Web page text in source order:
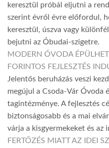
keresztül próbál eljutni a
szerint évről évre előfordul,
keresztül, úszva vagy
bejutni az Óbudai-szigetre.
MODERN ÓVODA
FORINTOS FEJLESZTÉS
Jelentős beruházás veszi
megújul a Csoda-Vár Óvoda
tagintézménye. A fejlesztés
biztonságosabb és a mai
várja a kisgyermekeket és az
FERTŐZÉS MIATT AZ IDEI